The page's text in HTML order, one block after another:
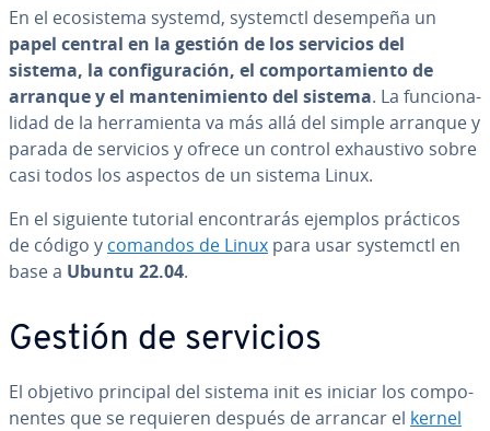
En el eco­si­s­te­ma systemd, systemctl desempeña un
papel central en la gestión de los servicios del
sistema, la co­n­fi­gu­ra­ción, el co­m­po­r­ta­mie­n­to de
arranque y el ma­n­te­ni­mie­n­to del sistema. La fu­n­cio­na­
li­dad de la he­rra­mie­n­ta va más allá del simple arranque y
parada de servicios y ofrece un control exhau­s­ti­vo sobre
casi todos los aspectos de un sistema Linux.
En el siguiente tutorial en­co­n­tra­rás ejemplos prácticos
de código y comandos de Linux para usar systemctl en
base a Ubuntu 22.04.
Gestión de servicios
El objetivo principal del sistema init es iniciar los co­m­po­
ne­n­tes que se requieren después de arrancar el kernel